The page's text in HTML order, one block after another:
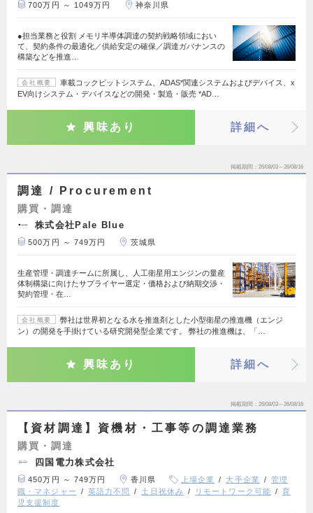
700万円 ～ 1049万円 神奈川県
●担当業務と役割 メモリ半導体調達の契約戦略領域におい
て、契約条件の最適化／供給安定の確保／調達ガバナンスの
構築などを推進…
会社概要
車載コックピットシステム、ADAS*関連システムおよびデバイス、x
EV向けシステム・デバイスなどの開発・製造・販売 *AD…
興味あり 詳細へ
掲載期間 26/08/03～26/08/16
調達 / Procurement
購買・調達
株式会社Pale Blue
500万円 ～ 749万円 茨城県
生産管理・調達チームに所属し、人工衛星用エンジンの量産
体制構築に向けたサプライヤー選定・価格および納期交渉・
契約管理・在…
会社概要
弊社は世界初となる水を推進剤とした小型衛星の推進機（エンジ
ン）の開発を手掛けている研究開発型企業です。 弊社の推進機は、「…
興味あり 詳細へ
掲載期間 26/08/03～26/08/16
【資材調達】資機材・工事等の調達業務
購買・調達
四国電力株式会社
450万円 ～ 749万円 香川県 上場企業 大手企業
管理
職・マネジャー
英語力不問 土日祝休み リモートワーク可能
育
児支援制度